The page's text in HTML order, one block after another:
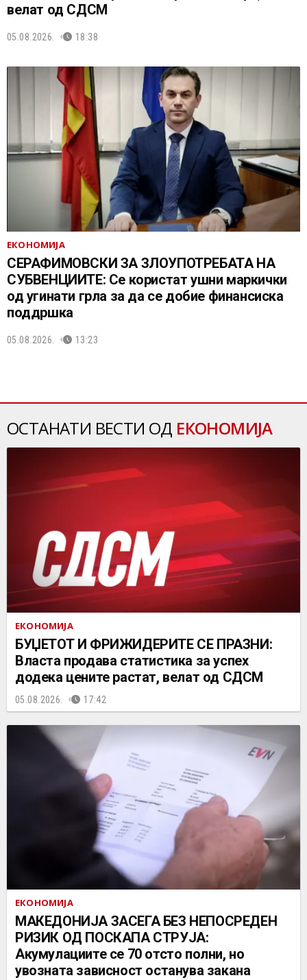
велат од СДСМ
05.08.2026. 18:38
ЕКОНОМИЈА
СЕРАФИМОВСКИ ЗА ЗЛОУПОТРЕБАТА НА
СУБВЕНЦИИТЕ: Се користат ушни маркички
од угинати грла за да се добие финансиска
поддршка
05.08.2026. 13:23
ОСТАНАТИ ВЕСТИ ОД ЕКОНОМИЈА
ЕКОНОМИЈА
БУЏЕТОТ И ФРИЖИДЕРИТЕ СЕ ПРАЗНИ:
Власта продава статистика за успех
додека цените растат, велат од СДСМ
05.08.2026. 17:42
ЕКОНОМИЈА
МАКЕДОНИЈА ЗАСЕГА БЕЗ НЕПОСРЕДЕН
РИЗИК ОД ПОСКАПА СТРУЈА:
Акумулациите се 70 отсто полни, но
увозната зависност останува закана